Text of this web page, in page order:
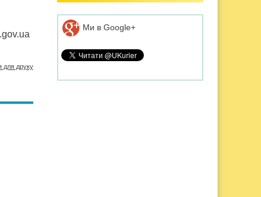
для друку
Ми в Google+